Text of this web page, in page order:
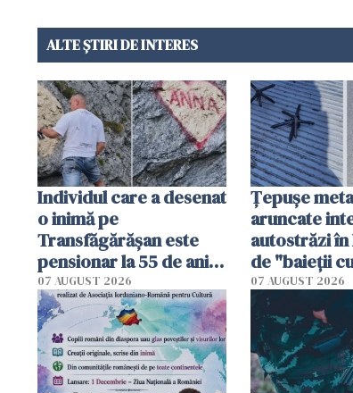
ALTE ȘTIRI DE INTERES
Individul care a desenat
o inimă pe
Transfăgărășan este
pensionar la 55 de ani.
Poliția l-a identificat
07 AUGUST 2026
Țepușe
aruncate
autostrăzi în
de "baieții
platforme":
cerut 1200
tracteze"
07 AUGUST 2026